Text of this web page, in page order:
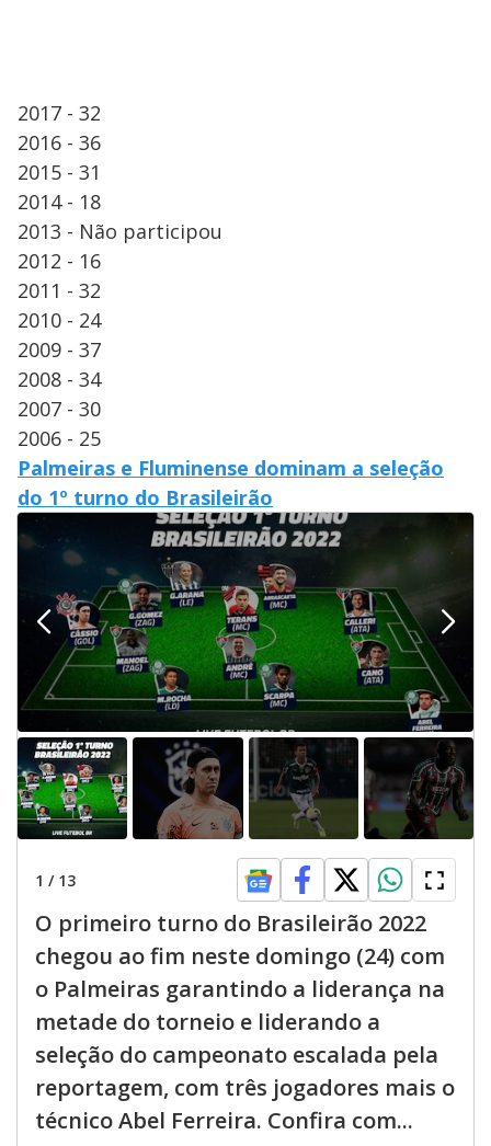
2017 - 32
2016 - 36
2015 - 31
2014 - 18
2013 - Não participou
2012 - 16
2011 - 32
2010 - 24
2009 - 37
2008 - 34
2007 - 30
2006 - 25
Palmeiras e Fluminense dominam a seleção
do 1º turno do Brasileirão
1 / 13
O primeiro turno do Brasileirão 2022
chegou ao fim neste domingo (24) com
o Palmeiras garantindo a liderança na
metade do torneio e liderando a
seleção do campeonato escalada pela
reportagem, com três jogadores mais o
técnico Abel Ferreira. Confira com...